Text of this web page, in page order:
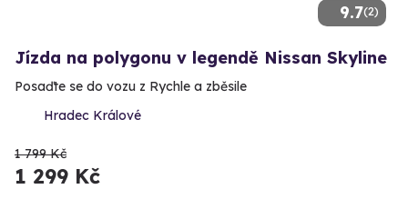
9.7(2)
Jízda na polygonu v legendě Nissan Skyline
Posaďte se do vozu z Rychle a zběsile
Hradec Králové
1 799 Kč
1 299 Kč